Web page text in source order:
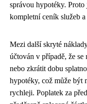
správou hypotéky.
kompletní ceník služeb
Mezi další skryté
účtován v případě, že
nebo zkrátit dobu
hypotéky, což může být
rychleji. Poplatek za